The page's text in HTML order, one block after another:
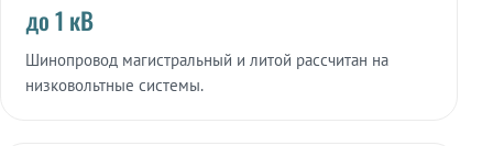
до 1 кВ
Шинопровод магистральный и литой рассчитан на
низковольтные системы.